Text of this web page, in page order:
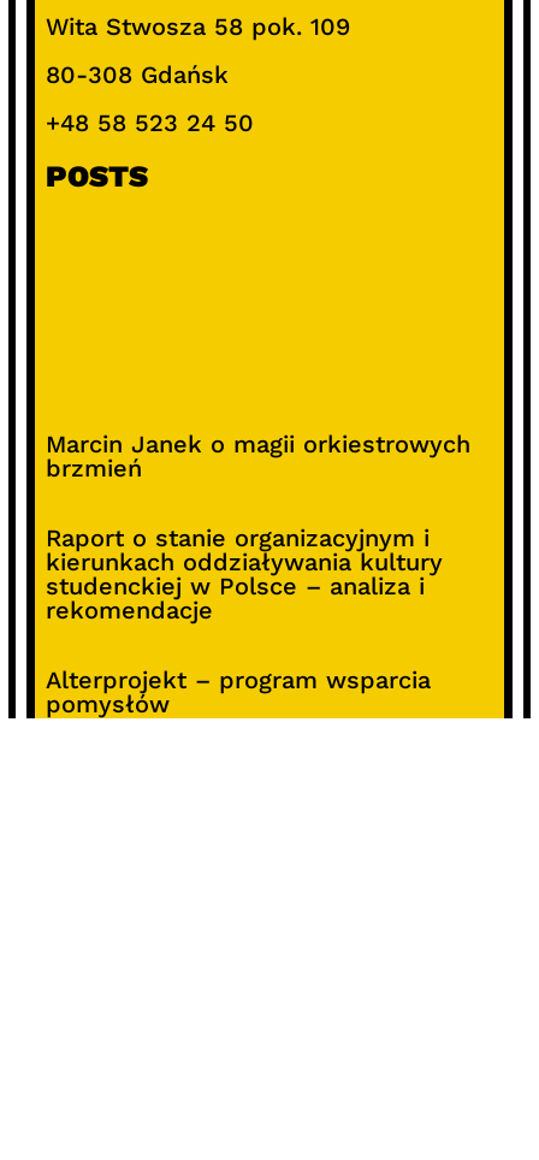
Wita Stwosza 58 pok. 109
80-308 Gdańsk
+48 58 523 24 50
POSTS
Marcin Janek o magii orkiestrowych
brzmień
Raport o stanie organizacyjnym i
kierunkach oddziaływania kultury
studenckiej w Polsce – analiza i
rekomendacje
Alterprojekt – program wsparcia
pomysłów